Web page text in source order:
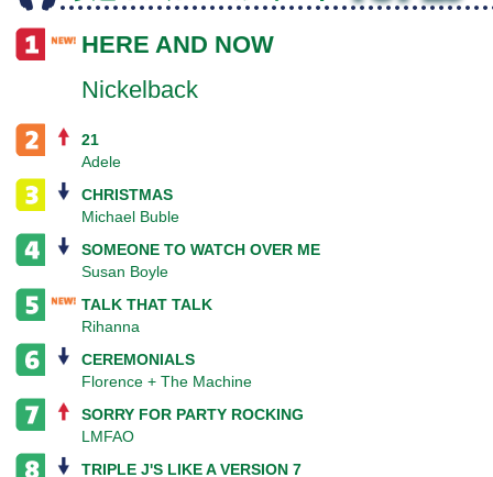
HERE AND NOW
Nickelback
21
Adele
CHRISTMAS
Michael Buble
SOMEONE TO WATCH OVER ME
Susan Boyle
TALK THAT TALK
Rihanna
CEREMONIALS
Florence + The Machine
SORRY FOR PARTY ROCKING
LMFAO
TRIPLE J'S LIKE A VERSION 7